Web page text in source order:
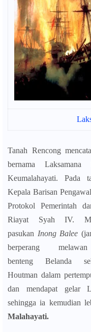
Tanah Rencong
bernama Laksamana
Keumalahayati.Pada
Kepala Barisan
Protokol Pemerintah
Riayat Syah IV.
pasukan Inong Balee
berperang
benteng Belanda
Houtman dalam
dan mendapat gelar
sehingga ia kemudian
Malahayati.